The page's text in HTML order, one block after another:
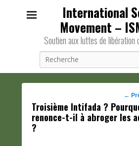
International
Movement –
Soutien aux luttes de libération
des
←
Troisième Intifada ?
renonce-t-il à abroger les
?